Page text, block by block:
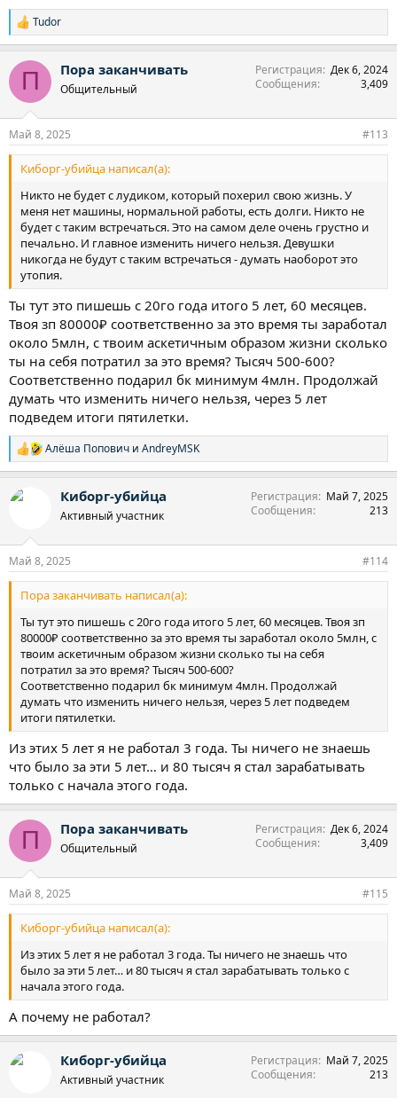
Р
е
к
и
Tudor
П Пора заканчивать
Общительный
Регистрация Дек 6, 2024
Сообщения
3,409
Май 8, 2025 #113
Киборг-убийца написал(а):
Никто не будет с лудиком, который похерил свою жизнь. У
меня нет машины, нормальной работы, есть долги. Никто не
будет с таким встречаться. Это на самом деле очень грустно и
печально. И главное изменить ничего нельзя. Девушки
никогда не будут с таким встречаться - думать наоборот это
утопия.
Ты тут это пишешь с 20го года итого 5 лет, 60 месяцев.
Твоя зп 80000₽ соответственно за это время ты заработал
около 5млн, с твоим аскетичным образом жизни сколько
ты на себя потратил за это время? Тысяч 500-600?
Соответственно подарил бк минимум 4млн. Продолжай
думать что изменить ничего нельзя, через 5 лет
подведем итоги пятилетки.
Р
е
к
Алёша Попович и AndreyMSK
Киборг-убийца
Активный участник
Регистрация
Май 7, 2025
Сообщения
213
Май 8, 2025 #114
Пора заканчивать написал(а):
Ты тут это пишешь с 20го года итого 5 лет, 60 месяцев. Твоя зп
80000₽ соответственно за это время ты заработал около 5млн, с
твоим аскетичным образом жизни сколько ты на себя
потратил за это время? Тысяч 500-600?
Соответственно подарил бк минимум 4млн. Продолжай
думать что изменить ничего нельзя, через 5 лет подведем
итоги пятилетки.
Из этих 5 лет я не работал 3 года. Ты ничего не знаешь
что было за эти 5 лет… и 80 тысяч я стал зарабатывать
только с начала этого года.
П Пора заканчивать
Общительный
Регистрация Дек 6, 2024
Сообщения
3,409
Май 8, 2025 #115
Киборг-убийца написал(а):
Из этих 5 лет я не работал 3 года. Ты ничего не знаешь что
было за эти 5 лет… и 80 тысяч я стал зарабатывать только с
начала этого года.
А почему не работал?
Киборг-убийца
Активный участник
Регистрация
Май 7, 2025
Сообщения
213